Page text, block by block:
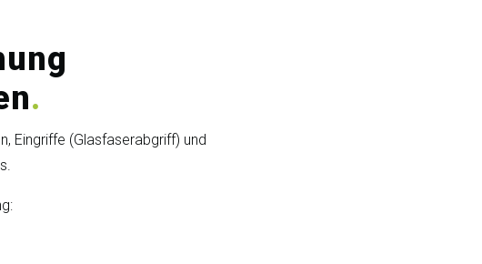
.
Eingriffe (Glasfaserabgriff) und